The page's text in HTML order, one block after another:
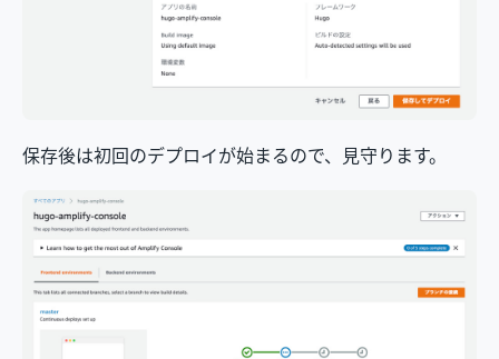
保存後は初回のデプロイが始まるので、見守ります。